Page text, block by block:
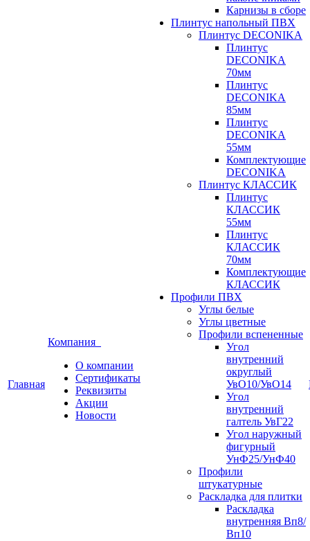
Главная
Компания
О компании
Сертификаты
Реквизиты
Акции
Новости
Карнизы в сборе
Плинтус напольный ПВХ
Плинтус DECONIKA
Плинтус
DECONIKA
70мм
Плинтус
DECONIKA
85мм
Плинтус
DECONIKA
55мм
Комплектующие
DECONIKA
Плинтус КЛАССИК
Плинтус
КЛАССИК
55мм
Плинтус
КЛАССИК
70мм
Комплектующие
КЛАССИК
Профили ПВХ
Углы белые
Углы цветные
Профили вспененные
Угол
внутренний
округлый
УвО10/УвО14
Угол
внутренний
галтель УвГ22
Угол наружный
фигурный
УнФ25/УнФ40
Профили
штукатурные
Раскладка для плитки
Раскладка
внутренняя Вп8/
Вп10